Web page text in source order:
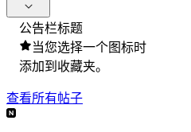
公告栏标题
当您选择一个图标时
添加到收藏夹。
查看所有帖子